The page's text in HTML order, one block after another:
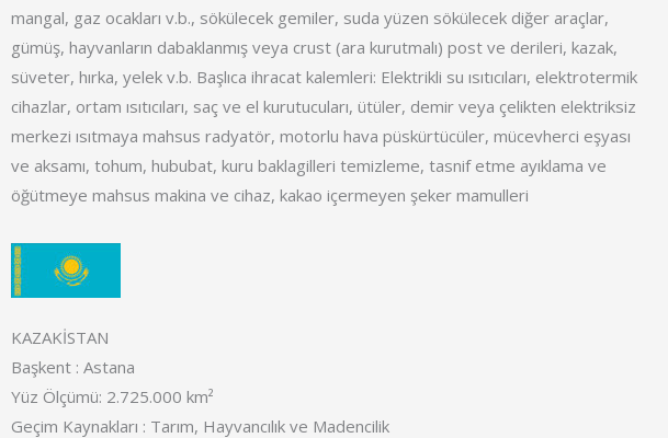
mangal, gaz ocakları v.b., sökülecek gemiler, suda yüzen sökülecek diğer araçlar,
gümüş, hayvanların dabaklanmış veya crust (ara kurutmalı) post ve derileri, kazak,
süveter, hırka, yelek v.b. Başlıca ihracat kalemleri: Elektrikli su ısıtıcıları, elektrotermik
cihazlar, ortam ısıtıcıları, saç ve el kurutucuları, ütüler, demir veya çelikten elektriksiz
merkezi ısıtmaya mahsus radyatör, motorlu hava püskürtücüler, mücevherci eşyası
ve aksamı, tohum, hububat, kuru baklagilleri temizleme, tasnif etme ayıklama ve
öğütmeye mahsus makina ve cihaz, kakao içermeyen şeker mamulleri
KAZAKİSTAN
Başkent : Astana
Yüz Ölçümü: 2.725.000 km²
Geçim Kaynakları : Tarım, Hayvancılık ve Madencilik